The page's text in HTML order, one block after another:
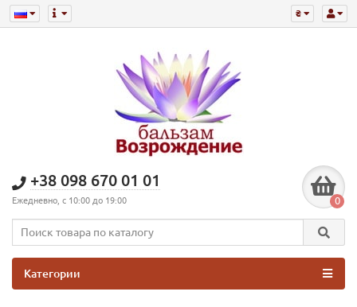
₴
+38 098 670 01 01
Ежедневно, с 10:00 до 19:00 0
Категории